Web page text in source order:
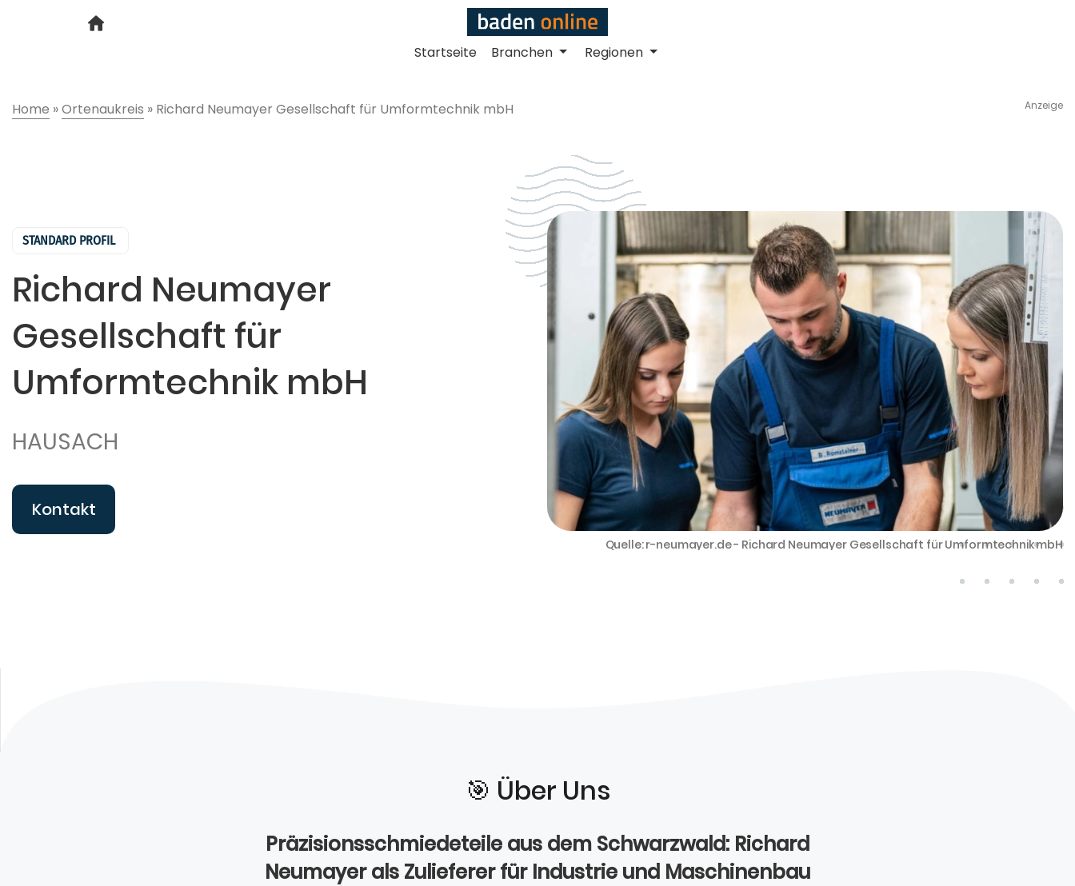
Startseite Branchen Regionen
Home »Ortenaukreis » Richard Neumayer Gesellschaft für Umformtechnik mbH Anzeige
STANDARD PROFIL
Richard Neumayer
Gesellschaft für
Umformtechnik mbH
HAUSACH
Kontakt
Quelle: r-neumayer.de - Richard Neumayer Gesellschaft für Umformtechnik mbH
🎯️ Über Uns
Präzisionsschmiedeteile aus dem Schwarzwald: Richard
Neumayer als Zulieferer für Industrie und Maschinenbau